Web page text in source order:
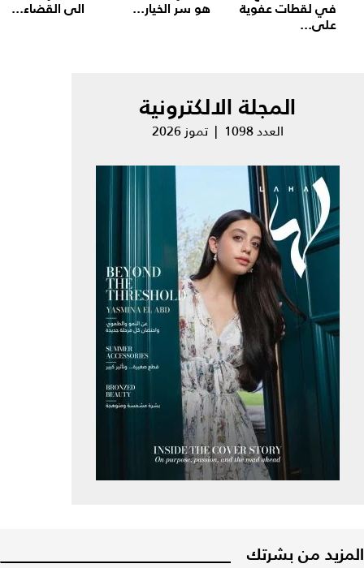
في لقطات عفوية
على...
هو سر الخيار... الى القضاء...
المجلة الالكترونية
العدد 1098 | تموز 2026
المزيد من بشرتك